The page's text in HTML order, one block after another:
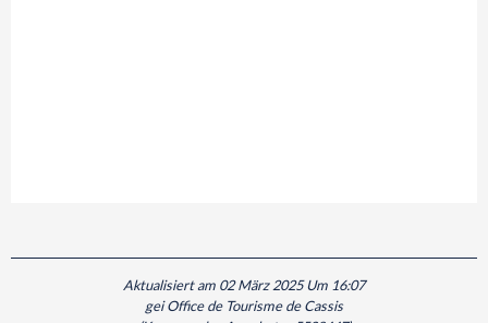
Aktualisiert am 02 März 2025 Um 16:07
gei Office de Tourisme de Cassis